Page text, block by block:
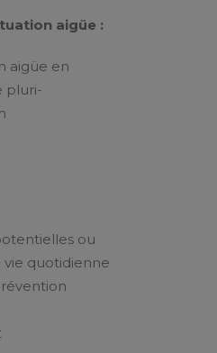
aigüe :
aigüe en
pluri-
ou
vie quotidienne